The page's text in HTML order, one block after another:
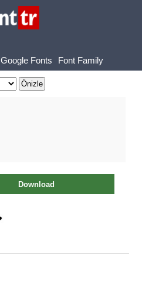
Google Fonts Font Family
Download